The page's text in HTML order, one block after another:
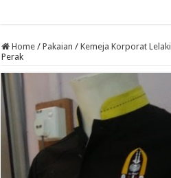
Home / Pakaian / Kemeja Korporat Lelaki
Perak